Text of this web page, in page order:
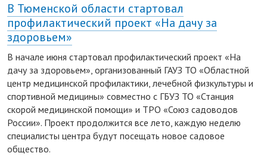
В Тюменской области стартовал
профилактический проект «На дачу за
здоровьем»
В начале июня стартовал профилактический проект «На
дачу за здоровьем», организованный ГАУЗ ТО «Областной
центр медицинской профилактики, лечебной физкультуры и
спортивной медицины» совместно с ГБУЗ ТО «Станция
скорой медицинской помощи» и ТРО «Союз садоводов
России». Проект продолжится все лето, каждую неделю
специалисты центра будут посещать новое садовое
общество.